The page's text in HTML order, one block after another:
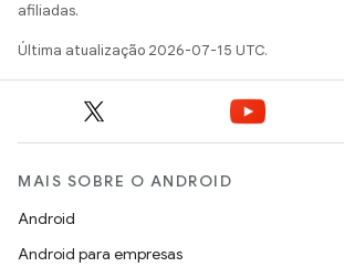
afiliadas.
Última atualização 2026-07-15 UTC.
MAIS SOBRE O ANDROID
Android
Android para empresas